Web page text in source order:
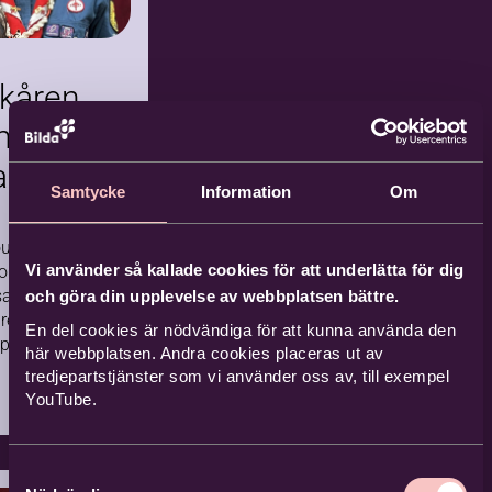
Samtycke Information Om
Vi använder så kallade cookies för att underlätta för dig
och göra din upplevelse av webbplatsen bättre.
En del cookies är nödvändiga för att kunna använda den
här webbplatsen. Andra cookies placeras ut av
tredjepartstjänster som vi använder oss av, till exempel
YouTube.
Samtyckesval
20-
–
till en rolig och
akvarellkurs
på Hjälmargården
eller målat en del
Undervisningen på
anpassas efter gruppens
Hjälmargården, Vingåker
2026-10-20 Kommande
1 tillfällen
i
sitter i
för
i S:ta
i
henne
som
och som